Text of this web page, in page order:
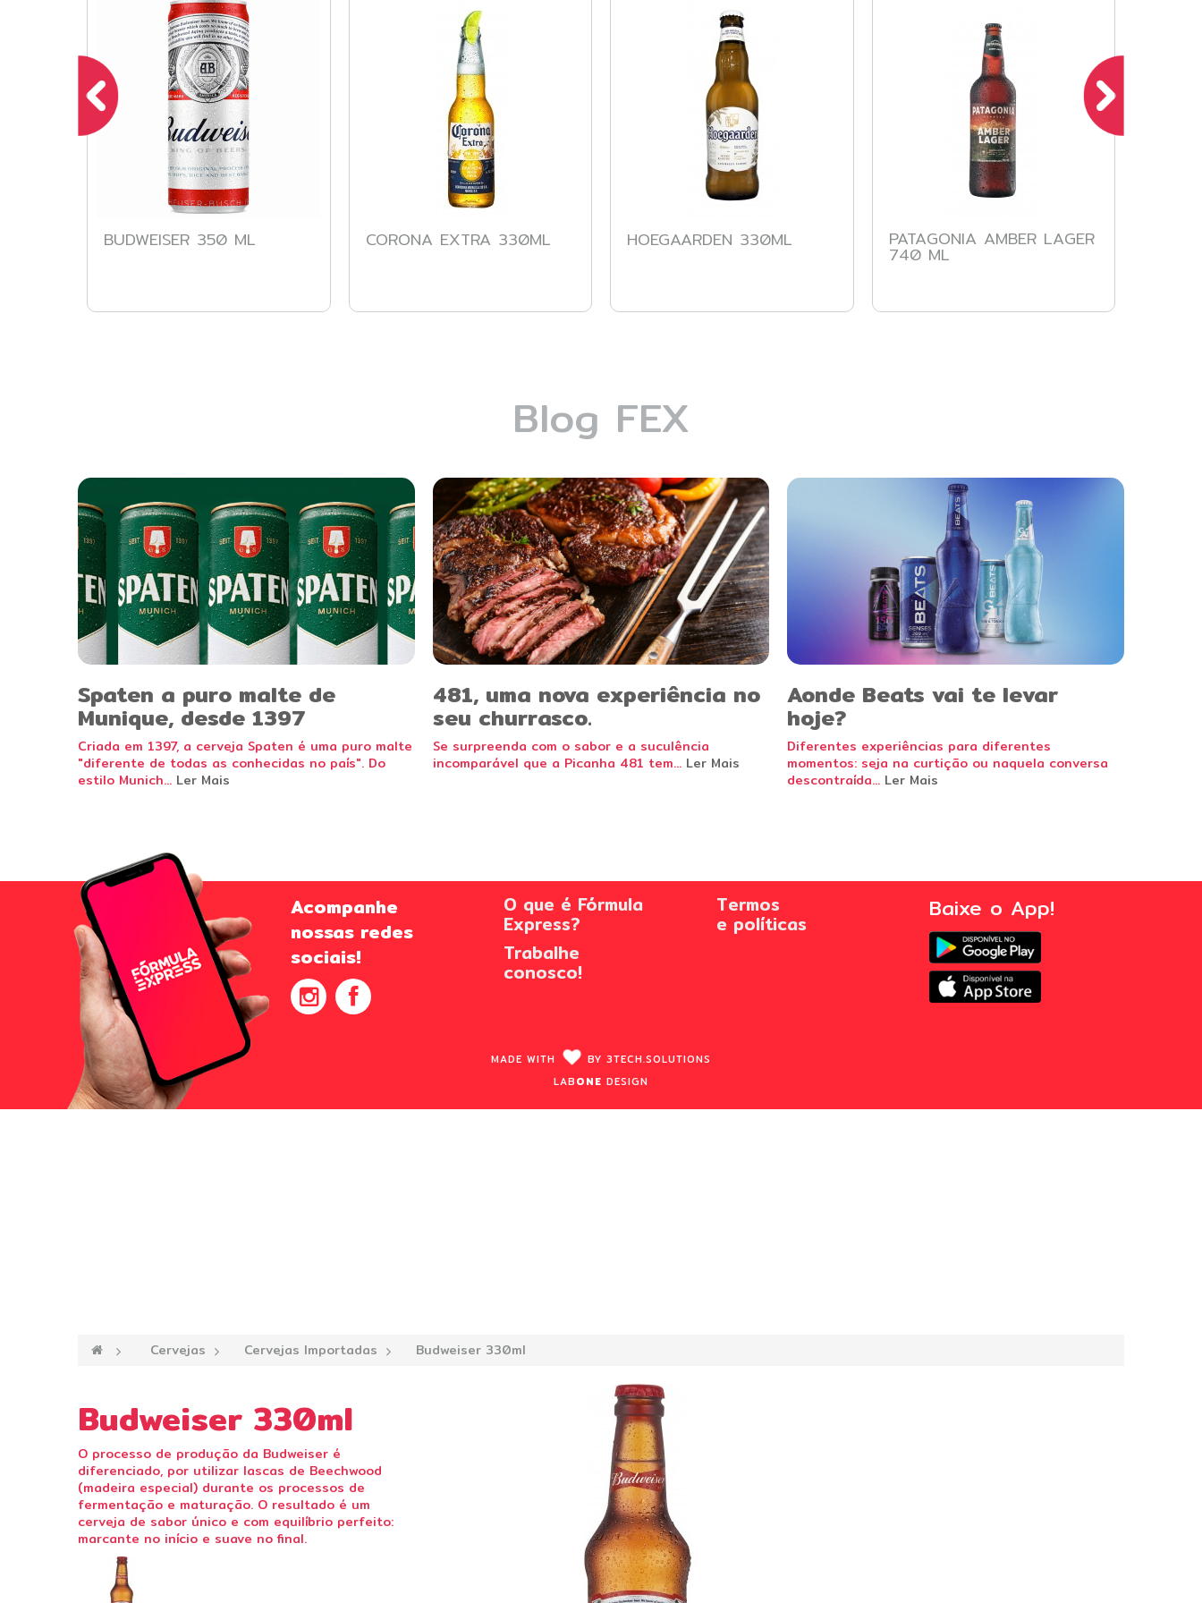
BUDWEISER 350 ML CORONA EXTRA 330ML HOEGAARDEN 330ML PATAGONIA AMBER LAGER
740 ML
Blog FEX
Spaten a puro malte de
Munique, desde 1397
Criada em 1397, a cerveja Spaten é uma puro malte
"diferente de todas as conhecidas no país". Do
estilo Munich... Ler Mais
481, uma nova experiência no
seu churrasco.
Se surpreenda com o sabor e a suculência
incomparável que a Picanha 481 tem... Ler Mais
Aonde Beats vai te levar
hoje?
Diferentes experiências para diferentes
momentos: seja na curtição ou naquela conversa
descontraída... Ler Mais
Acompanhe
nossas redes
sociais!
O que é Fórmula
Express?
Trabalhe
conosco!
Termos
e políticas
Baixe o App!
MADE WITH BY 3TECH.SOLUTIONS
LABONE DESIGN
—› Cervejas —› Cervejas Importadas —› Budweiser 330ml
Budweiser 330ml
O processo de produção da Budweiser é
diferenciado, por utilizar lascas de Beechwood
(madeira especial) durante os processos de
fermentação e maturação. O resultado é um
cerveja de sabor único e com equilíbrio perfeito:
marcante no início e suave no final.